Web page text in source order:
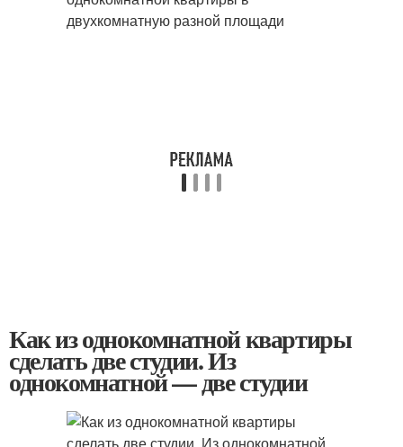
Как из однокомнатной квартиры
сделать две студии. Из
однокомнатной — две студии